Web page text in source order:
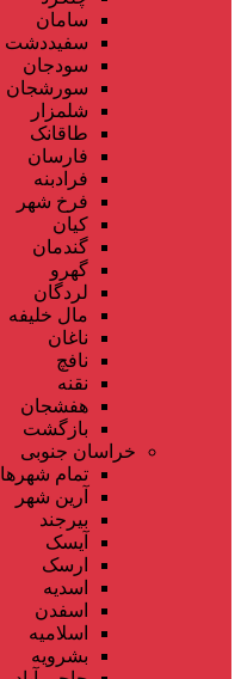
سامان
سفیددشت
سودجان
سورشجان
شلمزار
طاقانک
فارسان
فرادبنه
فرخ شهر
کیان
گندمان
گهرو
لردگان
مال خلیفه
ناغان
نافچ
نقنه
هفشجان
بازگشت
خراسان جنوبی
تمام شهر‌ها
آرین شهر
بیرجند
آیسک
ارسک
اسدیه
اسفدن
اسلامیه
بشرویه